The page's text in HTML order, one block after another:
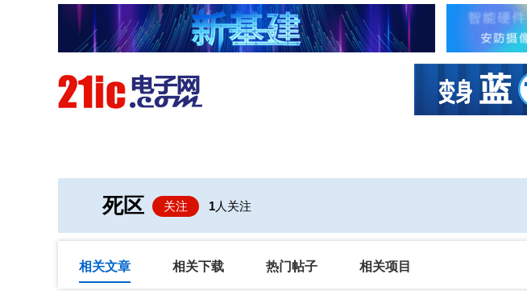
死区 关注 1人关注
相关文章 相关下载 热门帖子 相关项目